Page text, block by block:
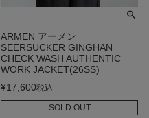
ARMEN アーメン
SEERSUCKER GINGHAN
CHECK WASH AUTHENTIC
WORK JACKET(26SS)
¥17,600税込
SOLD OUT